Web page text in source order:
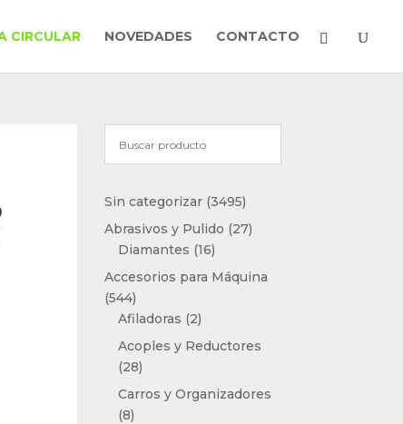
CIRCULAR NOVEDADES CONTACTO
Sin categorizar 34953495
productos
Abrasivos y Pulido 2727
Diamantes 1616
productos
Accesorios para Máquina
544544
productos
Afiladoras 22
productos
Acoples y Reductores
2828
productos
Carros y Organizadores
88